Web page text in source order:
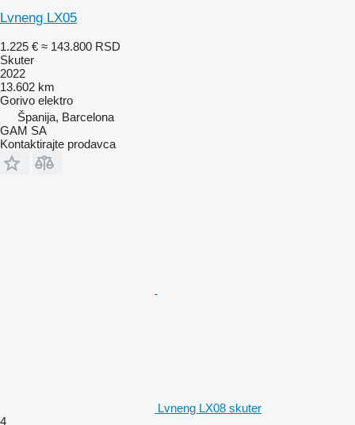
Lvneng LX05
1.225 € ≈ 143.800 RSD
Skuter
2022
13.602 km
Gorivo elektro
Španija, Barcelona
GAM SA
Kontaktirajte prodavca
Lvneng LX08 skuter
4